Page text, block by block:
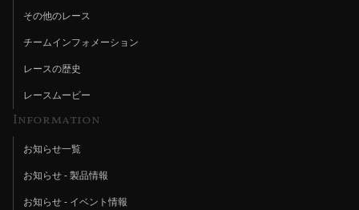
その他のレース
チームインフォメーション
レースの歴史
レースムービー
Information
お知らせ一覧
お知らせ - 製品情報
お知らせ - イベント情報